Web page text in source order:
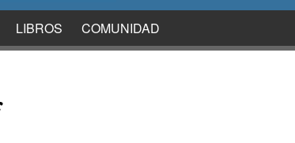
LIBROS COMUNIDAD